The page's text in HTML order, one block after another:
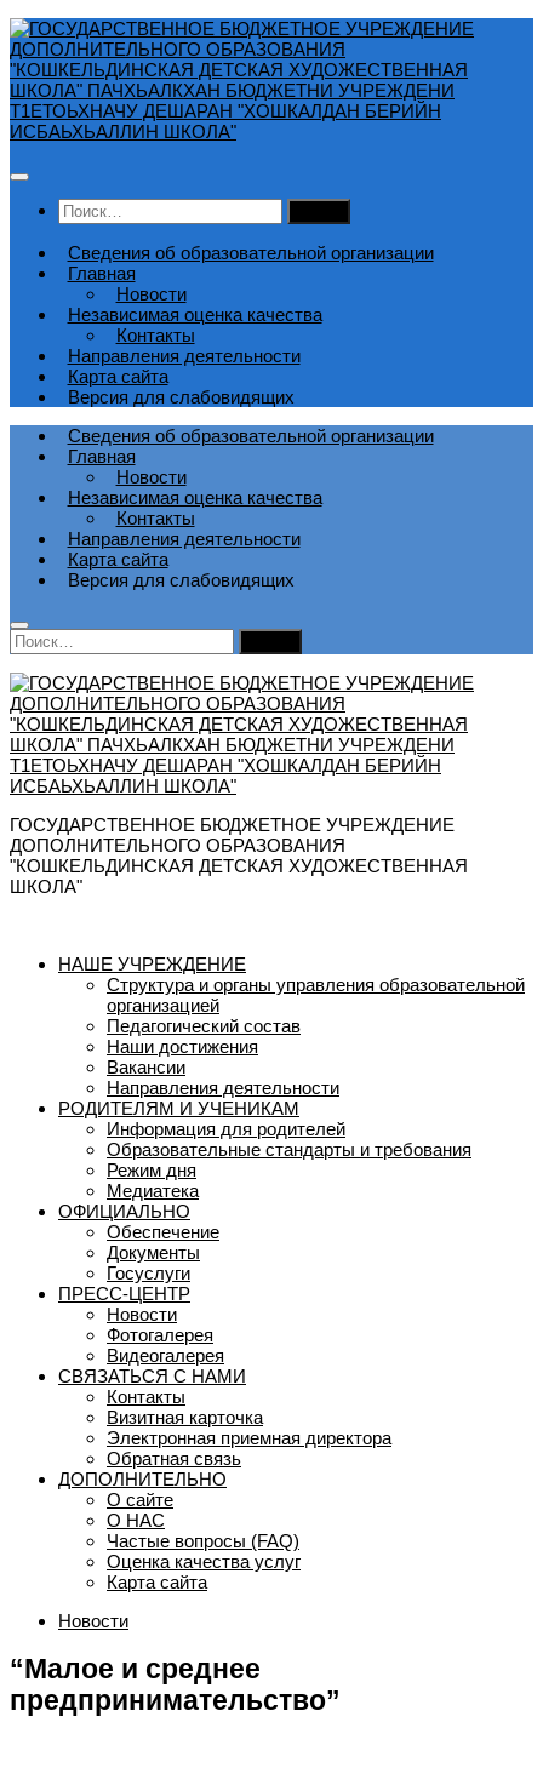
Перейти
к
содержимому
Найти:
Сведения об образовательной организации
Главная
Новости
Независимая оценка качества
Контакты
Направления деятельности
Карта сайта
Версия для слабовидящих
Сведения об образовательной организации
Главная
Новости
Независимая оценка качества
Контакты
Направления деятельности
Карта сайта
Версия для слабовидящих
Найти:
ГОСУДАРСТВЕННОЕ БЮДЖЕТНОЕ УЧРЕЖДЕНИЕ
ДОПОЛНИТЕЛЬНОГО ОБРАЗОВАНИЯ
"КОШКЕЛЬДИНСКАЯ ДЕТСКАЯ ХУДОЖЕСТВЕННАЯ
ШКОЛА"
НАШЕ УЧРЕЖДЕНИЕ
Структура и органы управления образовательной
организацией
Педагогический состав
Наши достижения
Вакансии
Направления деятельности
РОДИТЕЛЯМ И УЧЕНИКАМ
Информация для родителей
Образовательные стандарты и требования
Режим дня
Медиатека
ОФИЦИАЛЬНО
Обеспечение
Документы
Госуслуги
ПРЕСС-ЦЕНТР
Новости
Фотогалерея
Видеогалерея
СВЯЗАТЬСЯ С НАМИ
Контакты
Визитная карточка
Электронная приемная директора
Обратная связь
ДОПОЛНИТЕЛЬНО
О сайте
О НАС
Частые вопросы (FAQ)
Оценка качества услуг
Карта сайта
Новости
“Малое и среднее
предпринимательство”